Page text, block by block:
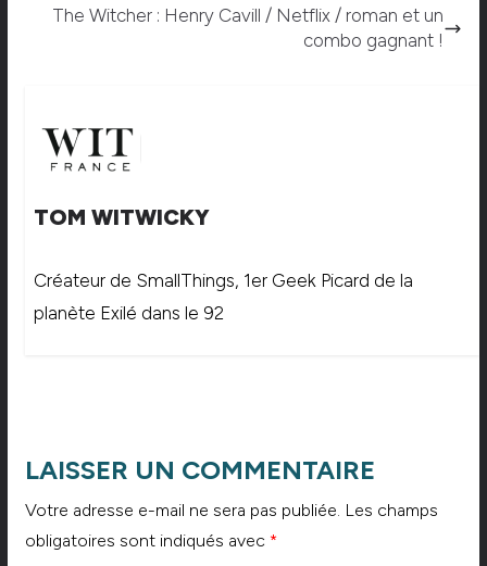
The Witcher : Henry Cavill / Netflix / roman et un
combo gagnant !
TOM WITWICKY
Créateur de SmallThings, 1er Geek Picard de la
planète Exilé dans le 92
LAISSER UN COMMENTAIRE
Votre adresse e-mail ne sera pas publiée. Les champs
obligatoires sont indiqués avec *